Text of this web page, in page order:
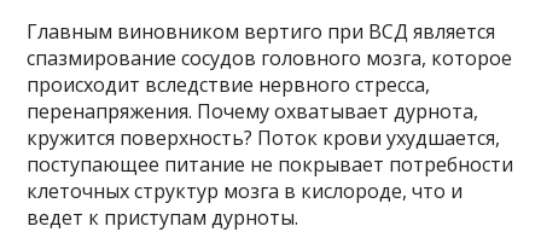
Главным виновником вертиго при ВСД является
спазмирование сосудов головного мозга, которое
происходит вследствие нервного стресса,
перенапряжения. Почему охватывает дурнота,
кружится поверхность? Поток крови ухудшается,
поступающее питание не покрывает потребности
клеточных структур мозга в кислороде, что и
ведет к приступам дурноты.